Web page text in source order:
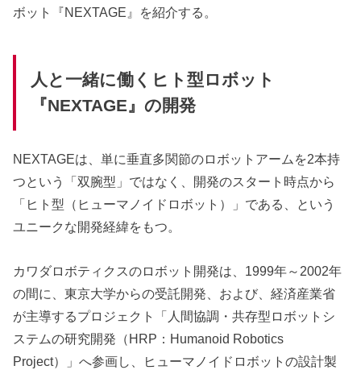
ボット『NEXTAGE』を紹介する。
人と一緒に働くヒト型ロボット
『NEXTAGE』の開発
NEXTAGEは、単に垂直多関節のロボットアームを2本持
つという「双腕型」ではなく、開発のスタート時点から
「ヒト型（ヒューマノイドロボット）」である、という
ユニークな開発経緯をもつ。
カワダロボティクスのロボット開発は、1999年～2002年
の間に、東京大学からの受託開発、および、経済産業省
が主導するプロジェクト「人間協調・共存型ロボットシ
ステムの研究開発（HRP：Humanoid Robotics
Project）」へ参画し、ヒューマノイドロボットの設計製